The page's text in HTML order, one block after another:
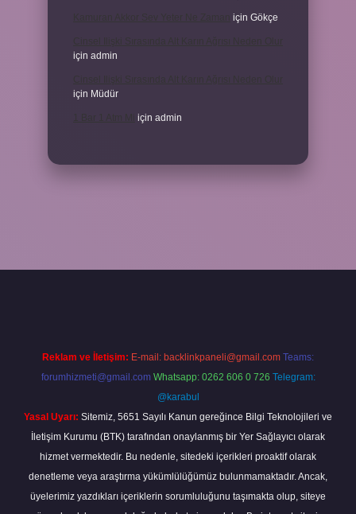
için Gökçe
için admin
için Müdür
için admin
Reklam ve İletişim: E-mail: backlinkpaneli@gmail.com Teams:
forumhizmeti@gmail.com Whatsapp: 0262 606 0 726 Telegram:
@karabul
Yasal Uyarı: Sitemiz, 5651 Sayılı Kanun gereğince Bilgi Teknolojileri ve
İletişim Kurumu (BTK) tarafından onaylanmış bir Yer Sağlayıcı olarak
hizmet vermektedir. Bu nedenle, sitedeki içerikleri proaktif olarak
denetleme veya araştırma yükümlülüğümüz bulunmamaktadır. Ancak,
üyelerimiz yazdıkları içeriklerin sorumluluğunu taşımakta olup, siteye